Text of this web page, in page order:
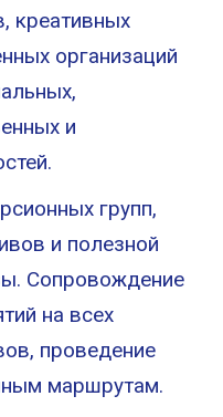
креативных
организаций
и
групп,
и полезной
Сопровождение
на всех
проведение
маршрутам.